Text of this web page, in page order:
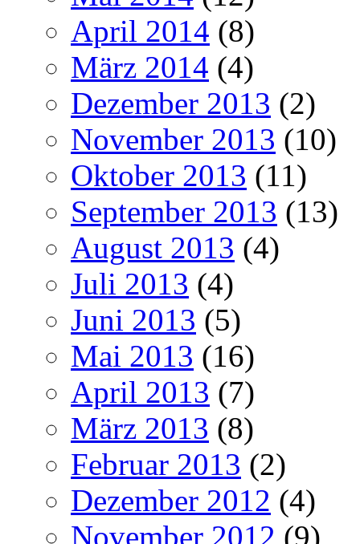
April 2014 (8)
März 2014 (4)
Dezember 2013 (2)
November 2013 (10)
Oktober 2013 (11)
September 2013 (13)
August 2013 (4)
Juli 2013 (4)
Juni 2013 (5)
Mai 2013 (16)
April 2013 (7)
März 2013 (8)
Februar 2013 (2)
Dezember 2012 (4)
November 2012 (9)